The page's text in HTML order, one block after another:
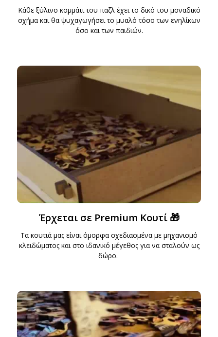
Κάθε ξύλινο κομμάτι του παζλ έχει το δικό του μοναδικό
σχήμα και θα ψυχαγωγήσει το μυαλό τόσο των ενηλίκων
όσο και των παιδιών.
Έρχεται σε Premium Κουτί 🎁
Τα κουτιά μας είναι όμορφα σχεδιασμένα με μηχανισμό
κλειδώματος και στο ιδανικό μέγεθος για να σταλούν ως
δώρο.